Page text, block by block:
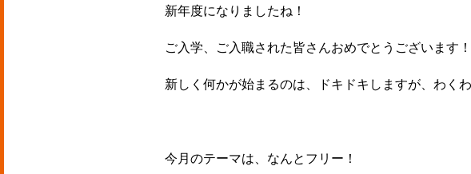
新年度になりましたね！
ご入学、ご入職された皆さんおめでとうございます！
新しく何かが始まるのは、ドキドキしますが、わく
今月のテーマは、なんとフリー！